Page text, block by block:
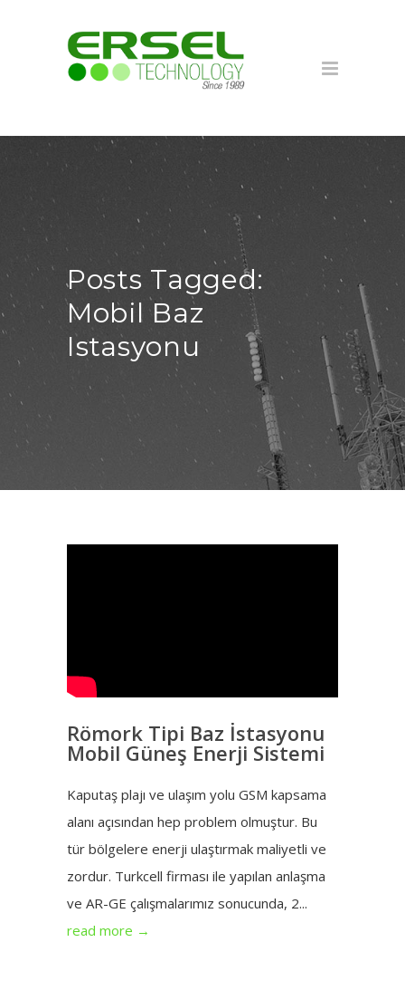
Posts Tagged:
Mobil Baz
Istasyonu
Römork Tipi Baz İstasyonu
Mobil Güneş Enerji Sistemi
Kaputaş plajı ve ulaşım yolu GSM kapsama
alanı açısından hep problem olmuştur. Bu
tür bölgelere enerji ulaştırmak maliyetli ve
zordur. Turkcell firması ile yapılan anlaşma
ve AR-GE çalışmalarımız sonucunda, 2...
read more →